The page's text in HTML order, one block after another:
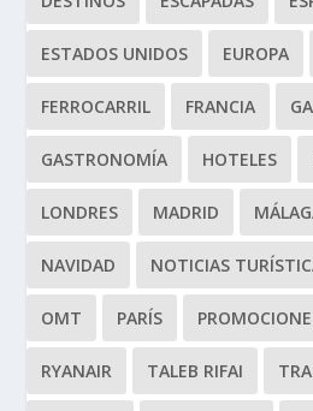
ESTADOS UNIDOS EUROPA
FERROCARRIL FRANCIA
GASTRONOMÍA HOTELES
LONDRES MADRID
NAVIDAD NOTICIAS
OMT PARÍS
RYANAIR TALEB RIFAI